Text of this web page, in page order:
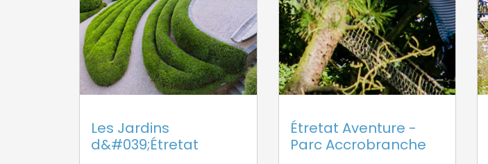
Les Jardins
d&#039;Étretat
Étretat Aventure -
Parc Accrobranche